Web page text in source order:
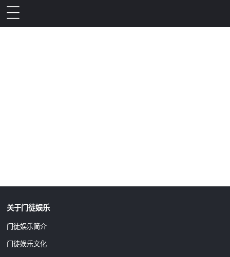
关于门徒娱乐
门徒娱乐简介
门徒娱乐文化